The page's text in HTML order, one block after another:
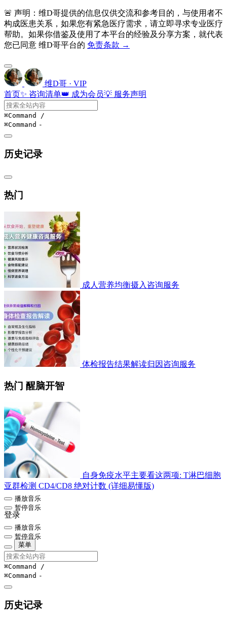
🚨 声明：维D哥提供的信息仅供交流和参考目的，与使用者不
构成医患关系，如果您有紧急医疗需求，请立即寻求专业医疗
帮助。如果你借鉴及使用了本平台的经验及分享方案，就代表
您已同意 维D哥平台的 免责条款 →
维D哥 · VIP
首页✨ 咨询清单👑 成为会员💡 服务声明
⌘Command /
⌘Command -
历史记录
热门
成人营养均衡摄入咨询服务
体检报告结果解读归因咨询服务
热门 醒脑开智
自身免疫水平主要看这两项: T淋巴细胞
亚群检测 CD4/CD8 绝对计数 (详细易懂版)
播放音乐
暂停音乐
登录
播放音乐
暂停音乐
菜单
⌘Command /
⌘Command -
历史记录